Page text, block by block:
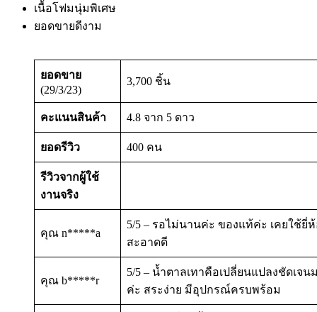
เนื้อโฟมนุ่มพิเศษ
ยอดขายดีงาม
ยอดขาย
(29/3/23)
3,700 ชิ้น
คะแนนสินค้า 4.8 จาก 5 ดาว
ยอดรีวิว 400 คน
รีวิวจากผู้ใช้
งานจริง
คุณ n*****a
5/5 – รอไม่นานค่ะ ของแท้ค่ะ เคยใช้ยี่
สะอาดดี
คุณ b*****r
5/5 – น้ำตาลเทาคือเปลี่ยนแปลงชัดเจ
ค่ะ สระง่าย มีอุปกรณ์ครบพร้อม